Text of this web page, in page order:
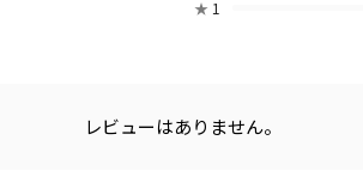
★ 1
レビューはありません。